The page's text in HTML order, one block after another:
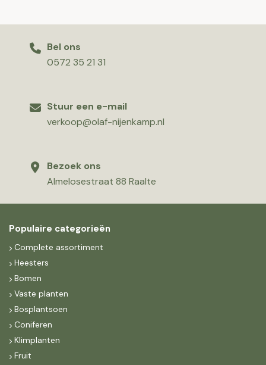
Bel ons
0572 35 21 31
Stuur een e-mail
verkoop@olaf-nijenkamp.nl
Bezoek ons
Almelosestraat 88 Raalte
Populaire categorieën
Complete assortiment
Heesters
Bomen
Vaste planten
Bosplantsoen
Coniferen
Klimplanten
Fruit